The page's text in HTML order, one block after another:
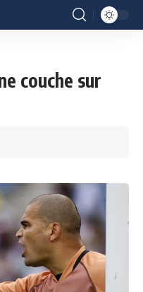
couche sur